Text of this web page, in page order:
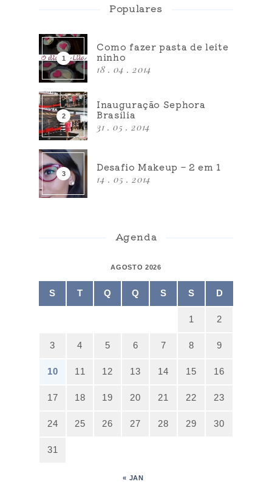
Populares
Como fazer pasta de leite
ninho
18 . 04 . 2014
Inauguração Sephora
Brasília
31 . 05 . 2014
Desafio Makeup – 2 em 1
14 . 05 . 2014
Agenda
AGOSTO 2026
S T Q Q S S D
1 2
3 4 5 6 7 8 9
10 11 12 13 14 15 16
17 18 19 20 21 22 23
24 25 26 27 28 29 30
31
« JAN